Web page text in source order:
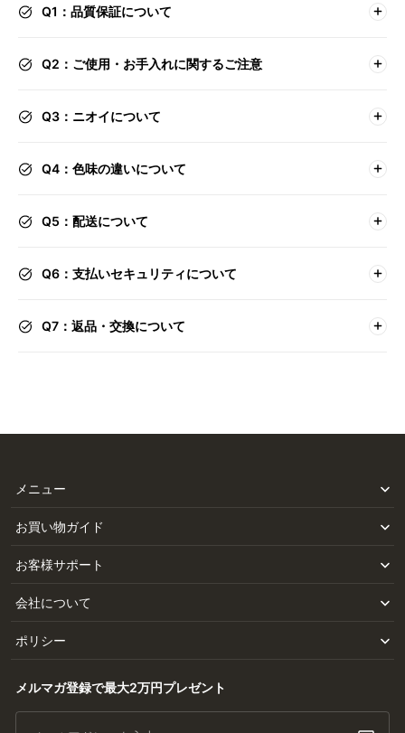
Q1：品質保証について
Q2：ご使用・お手入れに関するご注意
Q3：ニオイについて
Q4：色味の違いについて
Q5：配送について
Q6：支払いセキュリティについて
Q7：返品・交換について
メニュー
お買い物ガイド
お客様サポート
会社について
ポリシー
メルマガ登録で最大2万円プレゼント